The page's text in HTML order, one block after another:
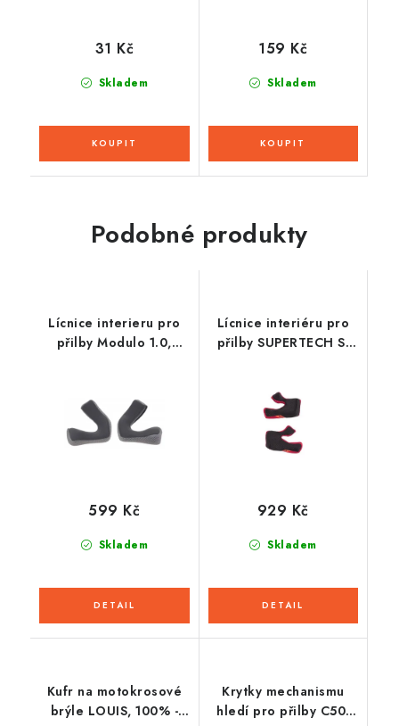
Skladem
31 Kč
Skladem
159 Kč
Podobné produkty
Lícnice interieru pro
přilby Modulo 1.0,
Skladem
599 Kč
Lícnice interiéru pro
přilby SUPERTECH S-
ECE 22.05)
Skladem
929 Kč
Kufr na motokrosové
brýle LOUIS, 100% -
Krytky mechanismu
hledí pro přilby C50,